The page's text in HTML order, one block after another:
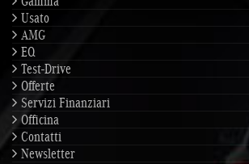
Usato
AMG
EQ
Test-Drive
Offerte
Servizi Finanziari
Officina
Contatti
Newsletter